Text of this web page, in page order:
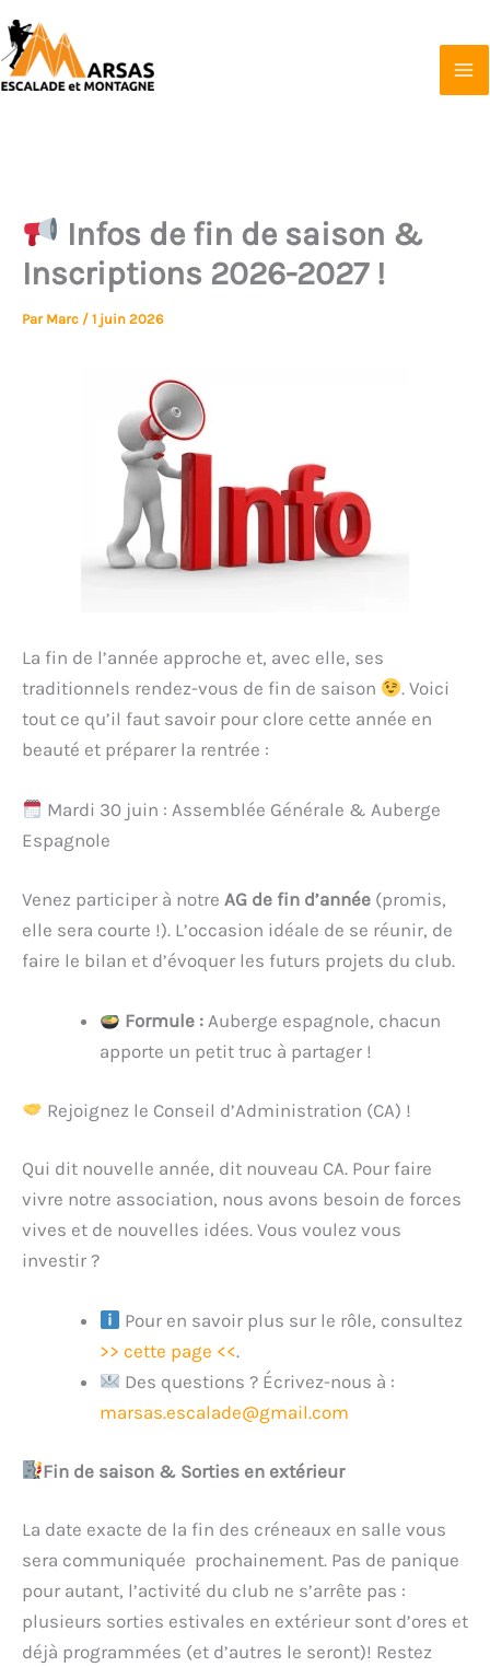
Aller
au
contenu
Infos de fin de saison &
Inscriptions 2026-2027 !
Par Marc / 1 juin 2026
La fin de l’année approche et, avec elle, ses
traditionnels rendez-vous de fin de saison
. Voici
tout ce qu’il faut savoir pour clore cette année en
beauté et préparer la rentrée :
Mardi 30 juin : Assemblée Générale & Auberge
Espagnole
Venez participer à notre AG de fin d’année (promis,
elle sera courte !). L’occasion idéale de se réunir, de
faire le bilan et d’évoquer les futurs projets du club.
Formule : Auberge espagnole, chacun
apporte un petit truc à partager !
Rejoignez le Conseil d’Administration (CA) !
Qui dit nouvelle année, dit nouveau CA. Pour faire
vivre notre association, nous avons besoin de forces
vives et de nouvelles idées. Vous voulez vous
investir ?
Pour en savoir plus sur le rôle, consultez
>> cette page <<.
Des questions ? Écrivez-nous à :
marsas.escalade@gmail.com
Fin de saison & Sorties en extérieur
La date exacte de la fin des créneaux en salle vous
sera communiquée prochainement. Pas de panique
pour autant, l’activité du club ne s’arrête pas :
plusieurs sorties estivales en extérieur sont d’ores et
déjà programmées (et d’autres le seront)! Restez